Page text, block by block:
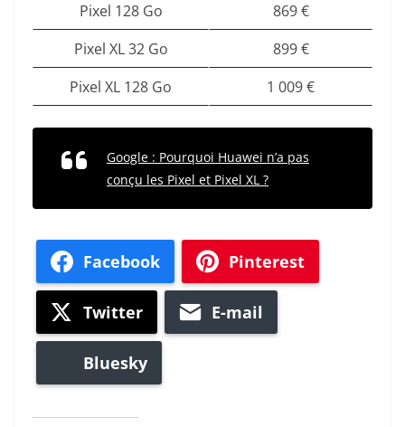
Pixel 128 Go
869 €
Pixel XL 32 Go
899 €
Pixel XL 128 Go
1 009 €
Google : Pourquoi Huawei n’a pas
conçu les Pixel et Pixel XL ?
Facebook Pinterest
Twitter E-mail
Bluesky